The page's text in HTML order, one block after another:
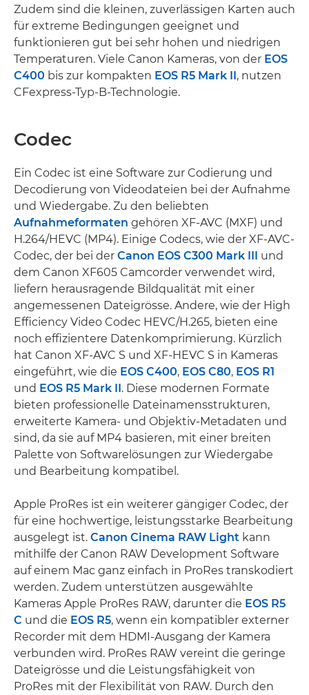
Zudem sind die kleinen, zuverlässigen Karten auch
für extreme Bedingungen geeignet und
funktionieren gut bei sehr hohen und niedrigen
Temperaturen. Viele Canon Kameras, von der EOS
C400 bis zur kompakten EOS R5 Mark II, nutzen
CFexpress-Typ-B-Technologie.
Codec
Ein Codec ist eine Software zur Codierung und
Decodierung von Videodateien bei der Aufnahme
und Wiedergabe. Zu den beliebten
Aufnahmeformaten gehören XF-AVC (MXF) und
H.264/HEVC (MP4). Einige Codecs, wie der XF-AVC-
Codec, der bei der Canon EOS C300 Mark III und
dem Canon XF605 Camcorder verwendet wird,
liefern herausragende Bildqualität mit einer
angemessenen Dateigrösse. Andere, wie der High
Efficiency Video Codec HEVC/H.265, bieten eine
noch effizientere Datenkomprimierung. Kürzlich
hat Canon XF-AVC S und XF-HEVC S in Kameras
eingeführt, wie die EOS C400, EOS C80, EOS R1
und EOS R5 Mark II. Diese modernen Formate
bieten professionelle Dateinamensstrukturen,
erweiterte Kamera- und Objektiv-Metadaten und
sind, da sie auf MP4 basieren, mit einer breiten
Palette von Softwarelösungen zur Wiedergabe
und Bearbeitung kompatibel.
Apple ProRes ist ein weiterer gängiger Codec, der
für eine hochwertige, leistungsstarke Bearbeitung
ausgelegt ist. Canon Cinema RAW Light kann
mithilfe der Canon RAW Development Software
auf einem Mac ganz einfach in ProRes transkodiert
werden. Zudem unterstützen ausgewählte
Kameras Apple ProRes RAW, darunter die EOS R5
C und die EOS R5, wenn ein kompatibler externer
Recorder mit dem HDMI-Ausgang der Kamera
verbunden wird. ProRes RAW vereint die geringe
Dateigrösse und die Leistungsfähigkeit von
ProRes mit der Flexibilität von RAW. Durch den